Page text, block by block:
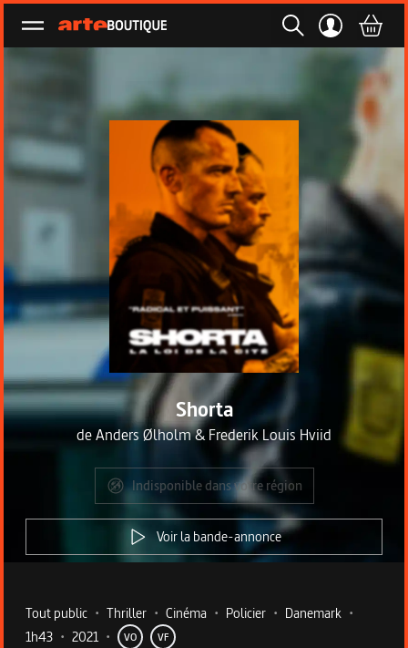
Ouvrir le menu
Shorta
deAnders Ølholm&Frederik Louis Hviid
Indisponible dans votre région
Voir la bande-annonce
Metadata du programme
Tout public • Thriller • Cinéma • Policier • Danemark •
1h43 • 2021 • VO VF